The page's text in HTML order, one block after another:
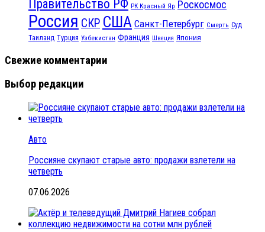
Правительство РФ РК Красный Яр Роскосмос
Россия СКР США Санкт-Петербург Смерть Суд
Таиланд Турция Узбекистан Франция Швеция Япония
Свежие комментарии
Выбор редакции
Авто
Россияне скупают старые авто: продажи взлетели на
четверть
07.06.2026